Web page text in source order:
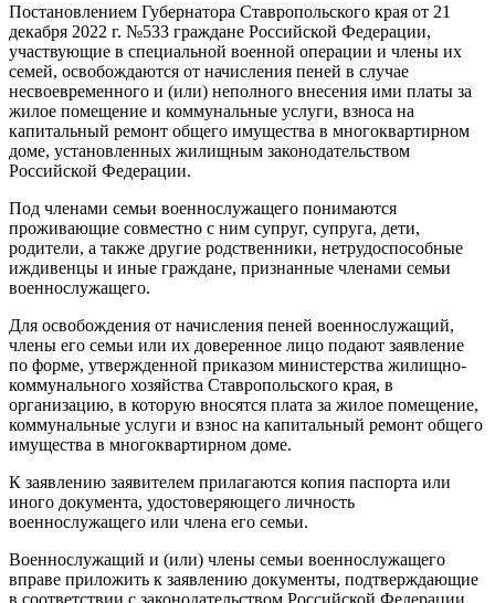
Постановлением Губернатора Ставропольского края от 21
декабря 2022 г. №533 граждане Российской Федерации,
участвующие в специальной военной операции и члены их
семей, освобождаются от начисления пеней в случае
несвоевременного и (или) неполного внесения ими платы за
жилое помещение и коммунальные услуги, взноса на
капитальный ремонт общего имущества в многоквартирном
доме, установленных жилищным законодательством
Российской Федерации.
Под членами семьи военнослужащего понимаются
проживающие совместно с ним супруг, супруга, дети,
родители, а также другие родственники, нетрудоспособные
иждивенцы и иные граждане, признанные членами семьи
военнослужащего.
Для освобождения от начисления пеней военнослужащий,
члены его семьи или их доверенное лицо подают заявление
по форме, утвержденной приказом министерства жилищно-
коммунального хозяйства Ставропольского края, в
организацию, в которую вносятся плата за жилое помещение,
коммунальные услуги и взнос на капитальный ремонт общего
имущества в многоквартирном доме.
К заявлению заявителем прилагаются копия паспорта или
иного документа, удостоверяющего личность
военнослужащего или члена его семьи.
Военнослужащий и (или) члены семьи военнослужащего
вправе приложить к заявлению документы, подтверждающие
в соответствии с законодательством Российской Федерации